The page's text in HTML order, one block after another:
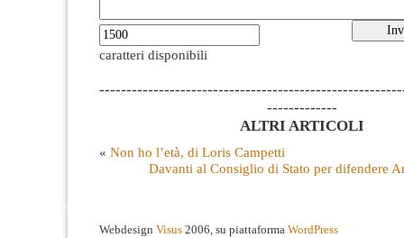
caratteri disponibili
-------------
ALTRI ARTICOLI
« Non ho l’età, di Loris Campetti
Davanti al Consiglio di Stato per difendere
Webdesign Visus 2006, su piattaforma WordPress